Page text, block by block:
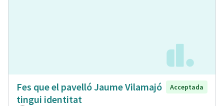
Fes que el pavelló Jaume Vilamajó
tingui identitat
Acceptada